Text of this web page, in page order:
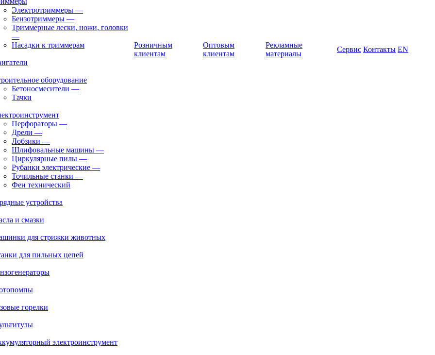
Электротриммеры —
Бензотриммеры —
Триммерные лески, ножи, головки
—
Насадки к триммерам
оборудование
Бетоносмесители —
Тачки
Перфораторы —
Дрели —
Лобзики —
Шлифовальные машины —
Циркулярные пилы —
Рубанки электрические —
Точильные станки —
Фен технический
устройства
и смазки
для стрижки животных
для пильных цепей
горелки
электроинструмент
Розничным
клиентам
Оптовым
клиентам
Рекламные
материалы
Сервис Контакты EN